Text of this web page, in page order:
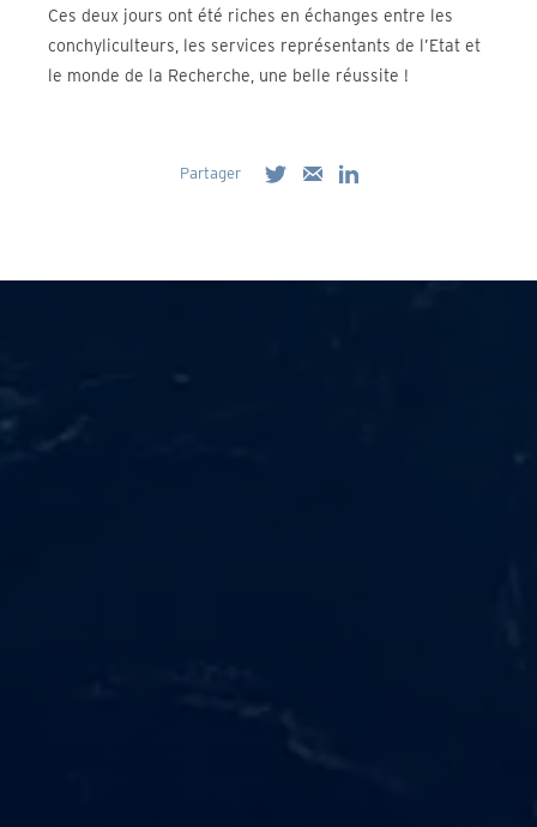
Ces deux jours ont été riches en échanges entre les
conchyliculteurs, les services représentants de l’Etat et
le monde de la Recherche, une belle réussite !
Partager